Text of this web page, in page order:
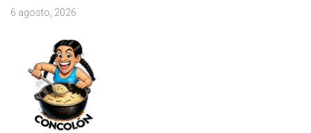
6 agosto, 2026